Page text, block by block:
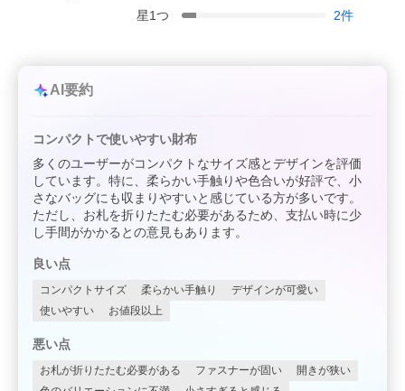
星1つ 2件
AI要約
コンパクトで使いやすい財布
多くのユーザーがコンパクトなサイズ感とデザインを評価
しています。特に、柔らかい手触りや色合いが好評で、小
さなバッグにも収まりやすいと感じている方が多いです。
ただし、お札を折りたたむ必要があるため、支払い時に少
し手間がかかるとの意見もあります。
良い点
コンパクトサイズ 柔らかい手触り
デザインが可愛い
使いやすい
お値段以上
悪い点
お札が折りたたむ必要がある ファスナーが固い
開きが狭い